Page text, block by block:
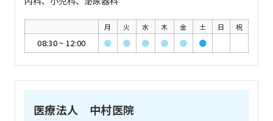
月 火 水 木 金 土 日 祝
08:30~ 12:00 ● ● ● ● ● ●
医療法人 中村医院